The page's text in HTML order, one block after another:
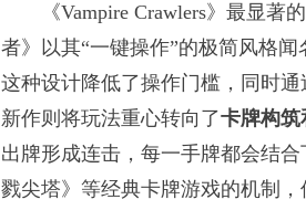
《Vampire Crawlers》最显著
者》以其“一键操作”的极简风格
这种设计降低了操作门槛，同时
新作则将玩法重心转向了卡牌构筑
出牌形成连击，每一手牌都会结
戮尖塔》等经典卡牌游戏的机制